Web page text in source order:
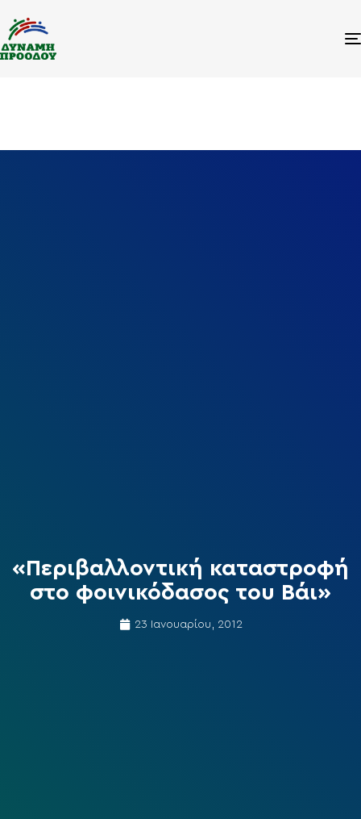
«Περιβαλλοντική καταστροφή
στο φοινικόδασος του Βάι»
23 Ιανουαρίου, 2012